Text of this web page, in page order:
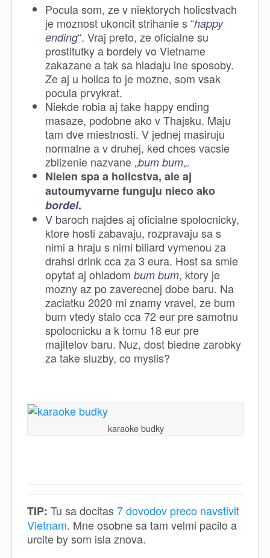
Pocula som, ze v niektorych holicstvach
je moznost ukoncit strihanie s “happy
ending“. Vraj preto, ze oficialne su
prostitutky a bordely vo Vietname
zakazane a tak sa hladaju ine sposoby.
Ze aj u holica to je mozne, som vsak
pocula prvykrat.
Niekde robia aj take happy ending
masaze, podobne ako v Thajsku. Maju
tam dve miestnosti. V jednej masiruju
normalne a v druhej, ked chces vacsie
zblizenie nazvane „bum bum„.
Nielen spa a holicstva, ale aj
autoumyvarne funguju nieco ako
bordel.
V baroch najdes aj oficialne spolocnicky,
ktore hosti zabavaju, rozpravaju sa s
nimi a hraju s nimi biliard vymenou za
drahsi drink cca za 3 eura. Host sa smie
opytat aj ohladom bum bum, ktory je
mozny az po zaverecnej dobe baru. Na
zaciatku 2020 mi znamy vravel, ze bum
bum vtedy stalo cca 72 eur pre samotnu
spolocnicku a k tomu 18 eur pre
majitelov baru. Nuz, dost biedne zarobky
za take sluzby, co myslis?
karaoke budky
TIP: Tu sa docitas7 dovodov preco navstivit
Vietnam. Mne osobne sa tam velmi pacilo a
urcite by som isla znova.